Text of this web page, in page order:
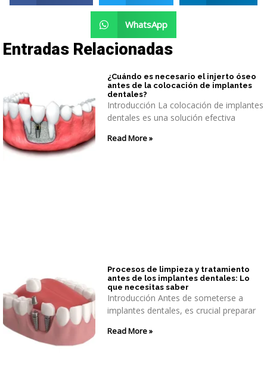
WhatsApp
Entradas Relacionadas
¿Cuándo es necesario el injerto óseo
antes de la colocación de implantes
dentales?
Introducción La colocación de implantes
dentales es una solución efectiva
Read More »
Procesos de limpieza y tratamiento
antes de los implantes dentales: Lo
que necesitas saber
Introducción Antes de someterse a
implantes dentales, es crucial preparar
Read More »